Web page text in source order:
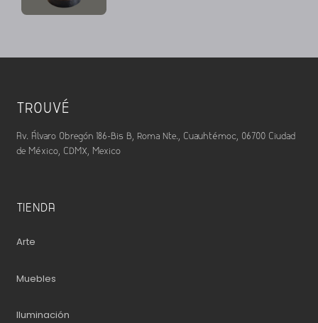
TROUVÉ
Av. Álvaro Obregón 186-Bis B, Roma Nte., Cuauhtémoc, 06700 Ciudad
de México, CDMX, Mexico
TIENDA
Arte
Muebles
Iluminación